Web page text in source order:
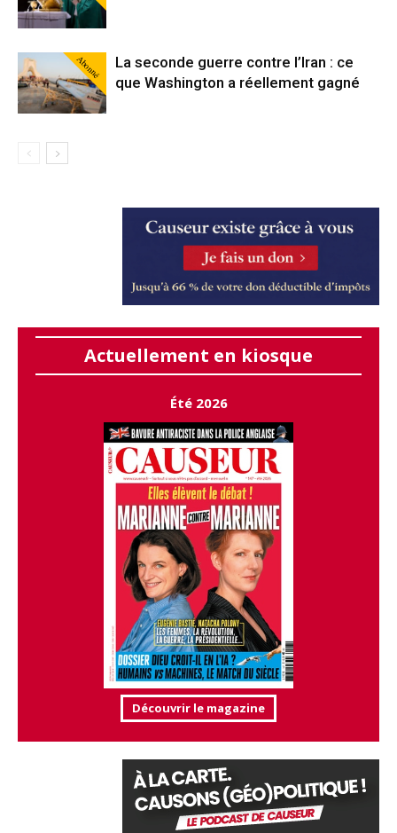
Abonné
La seconde guerre contre l’Iran : ce
que Washington a réellement gagné
Actuellement en kiosque
Été 2026
Découvrir le magazine